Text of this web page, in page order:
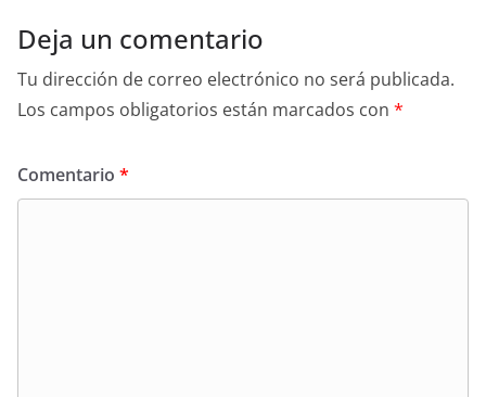
Deja un comentario
Tu dirección de correo electrónico no será publicada.
Los campos obligatorios están marcados con *
Comentario *